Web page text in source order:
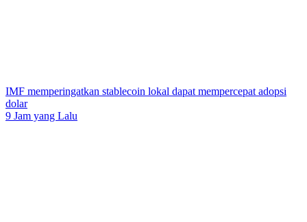
IMF memperingatkan stablecoin lokal dapat mempercepat adopsi
dolar
9 Jam yang Lalu